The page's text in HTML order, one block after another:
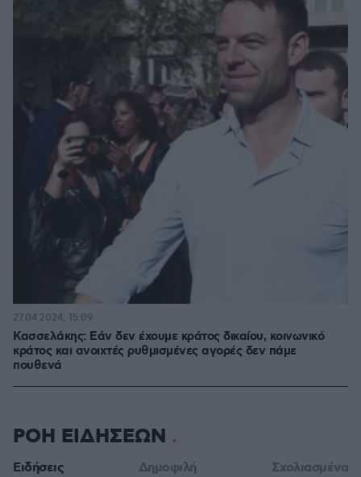
Κασσελάκης: Εάν δεν έχουμε κράτος δικαίου, κοινωνικό
κράτος και ανοιχτές ρυθμισμένες αγορές δεν πάμε
πουθενά
27.04.2024, 15:09
ΡΟΗ ΕΙΔΗΣΕΩΝ
Ειδήσεις Δημοφιλή Σχολιασμένα